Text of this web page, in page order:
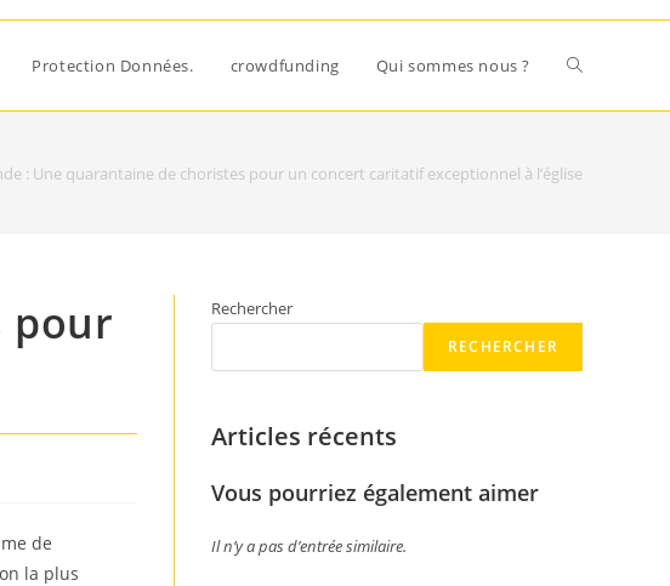
Protection Données. crowdfunding Qui sommes nous ?
: Une quarantaine de choristes pour un concert caritatif exceptionnel à l’église
pour
de
la plus
Rechercher
RECHERCHER
Articles récents
Vous pourriez également aimer
Il n’y a pas d’entrée similaire.